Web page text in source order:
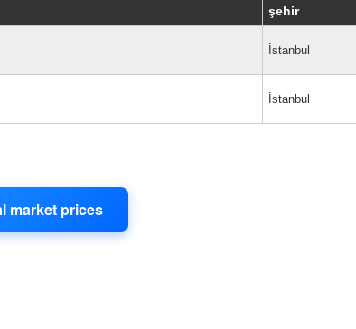
gösterebilirsiniz — kategoriye, bölgeye veya zaman
şehir
İstanbul
İstanbul
market prices